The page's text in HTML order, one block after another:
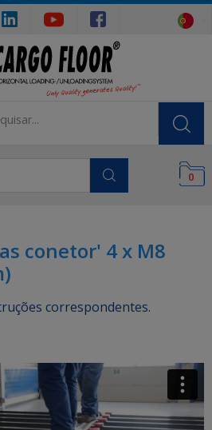
0
conetor' 4 x M8
correspondentes.